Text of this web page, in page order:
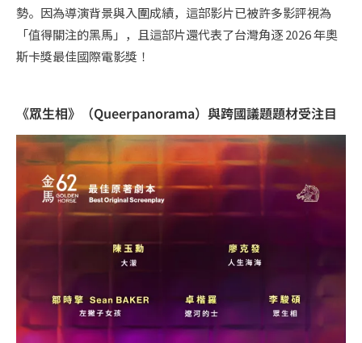
勢。因為導演背景與入圍成績，這部影片已被許多影評視為
「值得關注的黑馬」，且這部片還代表了台灣角逐 2026 年奧
斯卡獎最佳國際電影獎！
《眾生相》（Queerpanorama）與跨國議題題材受注目